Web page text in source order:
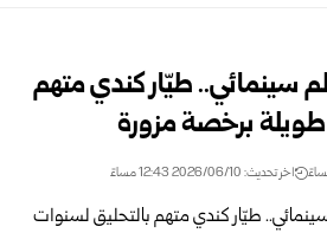
سينمائي.. طيّار كندي متهم
برخصة مزورة
اخر تحديث: 2026/06/10 12:43 مساءً